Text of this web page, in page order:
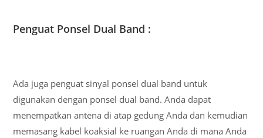
Penguat Ponsel Dual Band :
Ada juga penguat sinyal ponsel dual band untuk
digunakan dengan ponsel dual band. Anda dapat
menempatkan antena di atap gedung Anda dan kemudian
memasang kabel koaksial ke ruangan Anda di mana Anda